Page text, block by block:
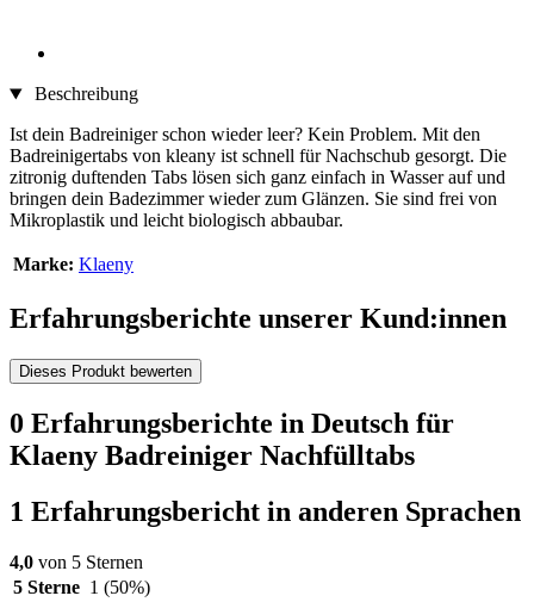
Beschreibung
Ist dein Badreiniger schon wieder leer? Kein Problem. Mit den
Badreinigertabs von kleany ist schnell für Nachschub gesorgt. Die
zitronig duftenden Tabs lösen sich ganz einfach in Wasser auf und
bringen dein Badezimmer wieder zum Glänzen. Sie sind frei von
Mikroplastik und leicht biologisch abbaubar.
Marke: Klaeny
Erfahrungsberichte unserer Kund:innen
Dieses Produkt bewerten
0 Erfahrungsberichte in Deutsch für
Klaeny Badreiniger Nachfülltabs
1 Erfahrungsbericht in anderen Sprachen
4,0 von 5 Sternen
5 Sterne 1 (50%)